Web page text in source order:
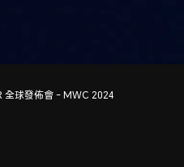
全球發佈會 - MWC 2024